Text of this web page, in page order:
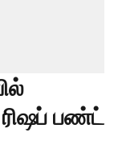
ரிஷப் பண்ட்